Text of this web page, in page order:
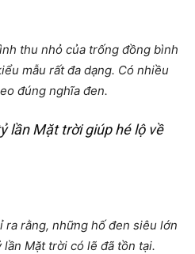
thu nhỏ của trống đồng bình
mẫu rất đa dạng. Có nhiều
đúng nghĩa đen.
lần Mặt trời giúp hé lộ về
ra rằng, những hố đen siêu lớn
Mặt trời có lẽ đã tồn tại.